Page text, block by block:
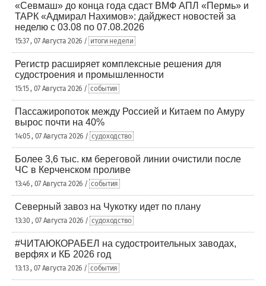
«Севмаш» до конца года сдаст ВМФ АПЛ «Пермь» и
ТАРК «Адмирал Нахимов»: дайджест новостей за
неделю с 03.08 по 07.08.2026
15:37 , 07 Августа 2026 / итоги недели
Регистр расширяет комплексные решения для
судостроения и промышленности
15:15 , 07 Августа 2026 / события
Пассажиропоток между Россией и Китаем по Амуру
вырос почти на 40%
14:05 , 07 Августа 2026 / судоходство
Более 3,6 тыс. км береговой линии очистили после
ЧС в Керченском проливе
13:46 , 07 Августа 2026 / события
Северный завоз на Чукотку идет по плану
13:30 , 07 Августа 2026 / судоходство
#ЧИТАЮКОРАБЕЛ на судостроительных заводах,
верфях и КБ 2026 год
13:13 , 07 Августа 2026 / события